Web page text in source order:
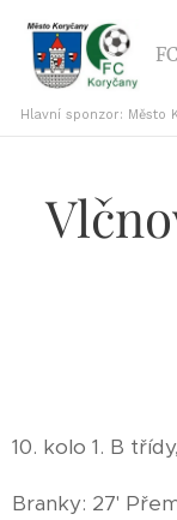
Hlavní sponzor: Město
10. kolo 1. B
Branky: 27'